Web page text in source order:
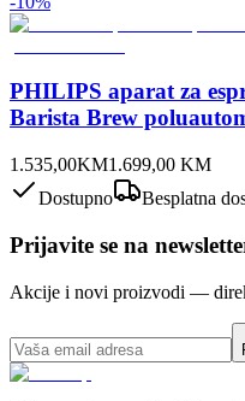
PHILIPS aparat za
Barista Brew
1.535,00KM1.699,00 KM
Dostupno
Besplatna
Prijavite se na
Akcije i novi proizvodi —